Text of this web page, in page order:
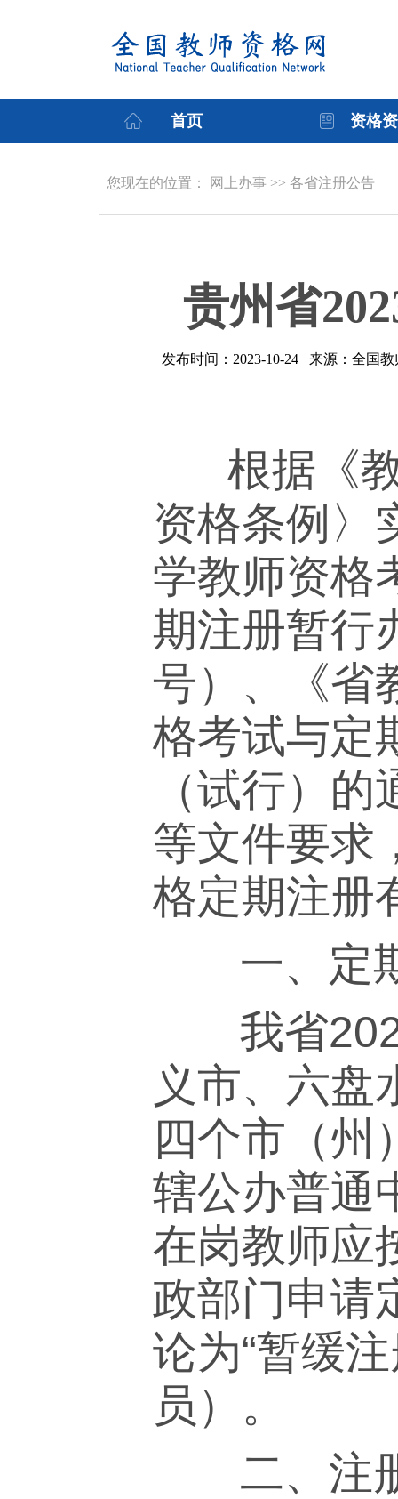
首页 资格
您现在的位置： 网上办事 >> 各省注册公告
贵州省
发布时间：2023-10-24 来源：全国
根据《教
资格条例〉
学教师资格
期注册暂行
号）、《省
格考试与定
（试行）
等文件要求
格定期注册
一、定
我省2023
义市、六盘
四个市（州
辖公办普通
在岗教师应
政部门申请
论为“暂缓
员）。
二、注